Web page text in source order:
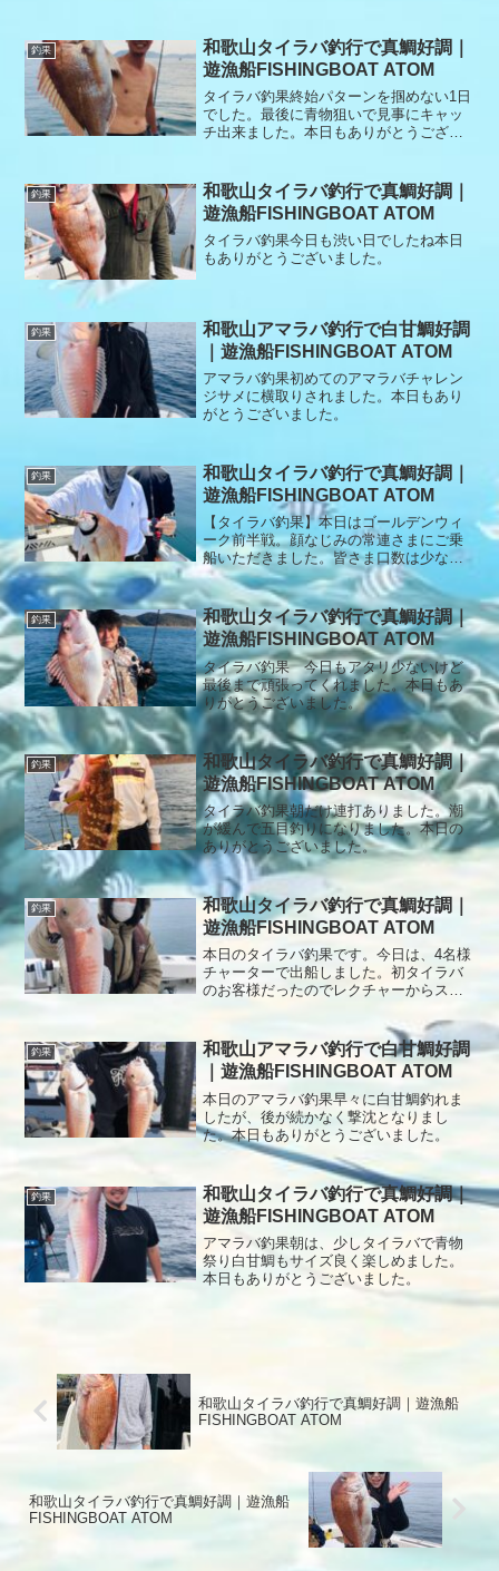
釣果
和歌山タイラバ釣行で真鯛好調｜
遊漁船FISHINGBOAT ATOM
タイラバ釣果終始パターンを掴めない1日
でした。最後に青物狙いで見事にキャッ
チ出来ました。本日もありがとうござい
釣果
和歌山タイラバ釣行で真鯛好調｜
遊漁船FISHINGBOAT ATOM
タイラバ釣果今日も渋い日でしたね本日
もありがとうございました。
釣果
和歌山アマラバ釣行で白甘鯛好調
｜遊漁船FISHINGBOAT ATOM
アマラバ釣果初めてのアマラバチャレン
ジサメに横取りされました。本日もあり
がとうございました。
釣果
和歌山タイラバ釣行で真鯛好調｜
遊漁船FISHINGBOAT ATOM
【タイラバ釣果】本日はゴールデンウィ
ーク前半戦。顔なじみの常連さまにご乗
船いただきました。皆さま口数は少なめ
ながらも、独特の緊張感…。「誰よりも
先に釣ってマウントを取りたい」という
空気がひしひしと伝わってきました。ポ
イントではアタリは多いものの、バラシ
が続出。迎えたゴールデンタイムは、真
鯛3枚で終了となりました。その後は移動
を繰り返しながら、最後までポツポツと
追加。厳しい展開ながらも一日お付き合
いいただき、ありがとうございました。
またのご乗船を心よりお待ちしておりま
す。
釣果
和歌山タイラバ釣行で真鯛好調｜
遊漁船FISHINGBOAT ATOM
タイラバ釣果 今日もアタリ少ないけど
最後まで頑張ってくれました。本日もあ
りがとうございました。
釣果
和歌山タイラバ釣行で真鯛好調｜
遊漁船FISHINGBOAT ATOM
タイラバ釣果朝だけ連打ありました。潮
が緩んで五目釣りになりました。本日の
ありがとうございました。
釣果
和歌山タイラバ釣行で真鯛好調｜
遊漁船FISHINGBOAT ATOM
本日のタイラバ釣果です。今日は、4名様
チャーターで出船しました。初タイラバ
のお客様だったのでレクチャーからスタ
鯛が釣れたので、大きく移動して「幻の
白甘鯛」を狙いに行きました。ポイント
では、無風の０ノットと嫌な予感しかし
ない。2時間頑張って終了間近に良型の白
甘鯛が釣れていい締めくくりとなりまし
た。本日もありがとうございました。
釣果
和歌山アマラバ釣行で白甘鯛好調
｜遊漁船FISHINGBOAT ATOM
本日のアマラバ釣果早々に白甘鯛釣れま
したが、後が続かなく撃沈となりまし
た。本日もありがとうございました。
釣果
和歌山タイラバ釣行で真鯛好調｜
遊漁船FISHINGBOAT ATOM
アマラバ釣果朝は、少しタイラバで青物
祭り白甘鯛もサイズ良く楽しめました。
本日もありがとうございました。
和歌山タイラバ釣行で真鯛好調｜遊漁船
FISHINGBOAT ATOM
和歌山タイラバ釣行で真鯛好調｜遊漁船
FISHINGBOAT ATOM